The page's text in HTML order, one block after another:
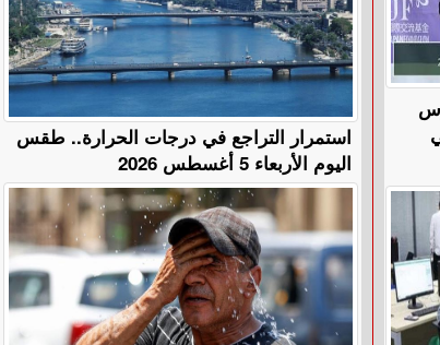
استمرار التراجع في درجات الحرارة.. طقس
اليوم الأربعاء 5 أغسطس 2026